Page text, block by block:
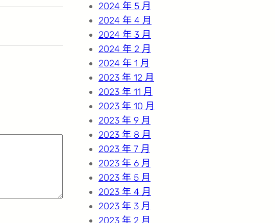
2024 年 5 月
2024 年 4 月
2024 年 3 月
2024 年 2 月
2024 年 1 月
2023 年 12 月
2023 年 11 月
2023 年 10 月
2023 年 9 月
2023 年 8 月
2023 年 7 月
2023 年 6 月
2023 年 5 月
2023 年 4 月
2023 年 3 月
2023 年 2 月